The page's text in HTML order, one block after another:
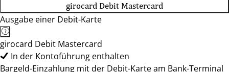
girocard Debit Mastercard
Ausgabe einer Debit-Karte
girocard Debit Mastercard
In der Kontoführung enthalten
Bargeld-Einzahlung mit der Debit-Karte am Bank-Terminal